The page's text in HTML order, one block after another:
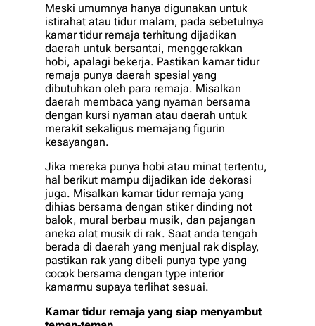
Meski umumnya hanya digunakan untuk
istirahat atau tidur malam, pada sebetulnya
kamar tidur remaja terhitung dijadikan
daerah untuk bersantai, menggerakkan
hobi, apalagi bekerja. Pastikan kamar tidur
remaja punya daerah spesial yang
dibutuhkan oleh para remaja. Misalkan
daerah membaca yang nyaman bersama
dengan kursi nyaman atau daerah untuk
merakit sekaligus memajang figurin
kesayangan.
Jika mereka punya hobi atau minat tertentu,
hal berikut mampu dijadikan ide dekorasi
juga. Misalkan kamar tidur remaja yang
dihias bersama dengan stiker dinding not
balok, mural berbau musik, dan pajangan
aneka alat musik di rak. Saat anda tengah
berada di daerah yang menjual rak display,
pastikan rak yang dibeli punya type yang
cocok bersama dengan type interior
kamarmu supaya terlihat sesuai.
Kamar tidur remaja yang siap menyambut